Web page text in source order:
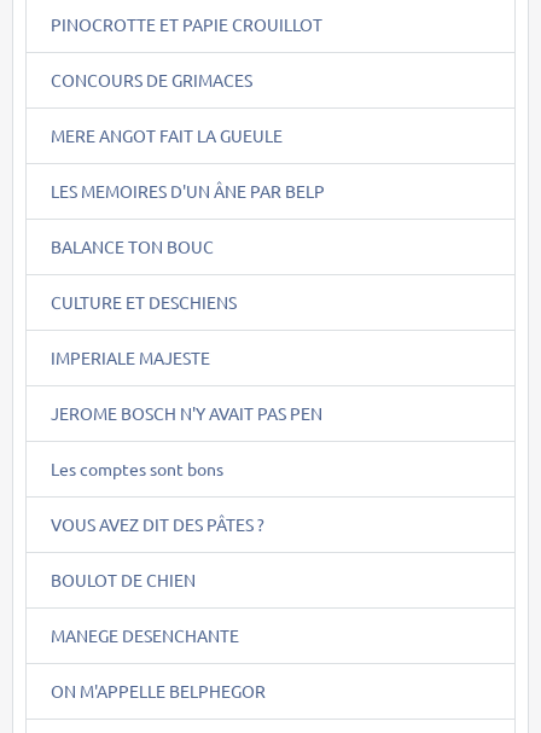
PINOCROTTE ET PAPIE CROUILLOT
CONCOURS DE GRIMACES
MERE ANGOT FAIT LA GUEULE
LES MEMOIRES D'UN ÂNE PAR BELP
BALANCE TON BOUC
CULTURE ET DESCHIENS
IMPERIALE MAJESTE
JEROME BOSCH N'Y AVAIT PAS PEN
Les comptes sont bons
VOUS AVEZ DIT DES PÂTES ?
BOULOT DE CHIEN
MANEGE DESENCHANTE
ON M'APPELLE BELPHEGOR